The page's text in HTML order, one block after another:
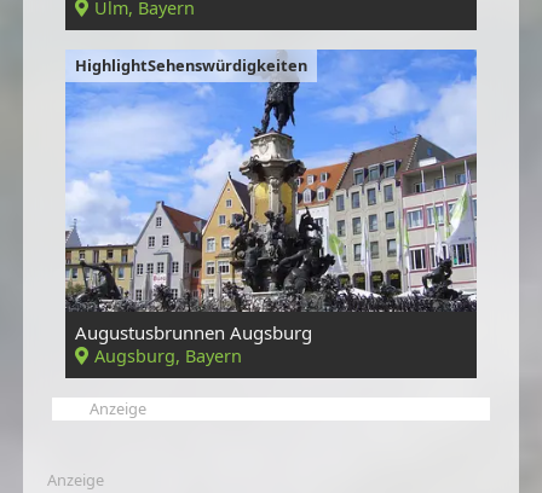
Ulm, Bayern
HighlightSehenswürdigkeiten
Augustusbrunnen Augsburg
Augsburg, Bayern
Anzeige
Anzeige